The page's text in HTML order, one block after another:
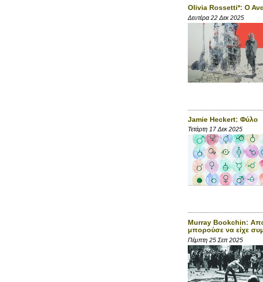
Olivia Rossetti*: Ο
Δευτέρα 22 Δεκ 2025
Jamie Heckert: Φύλο
Τετάρτη 17 Δεκ 2025
Murray Bookchin:
μπορούσε να είχε
Πέμπτη 25 Σεπ 2025